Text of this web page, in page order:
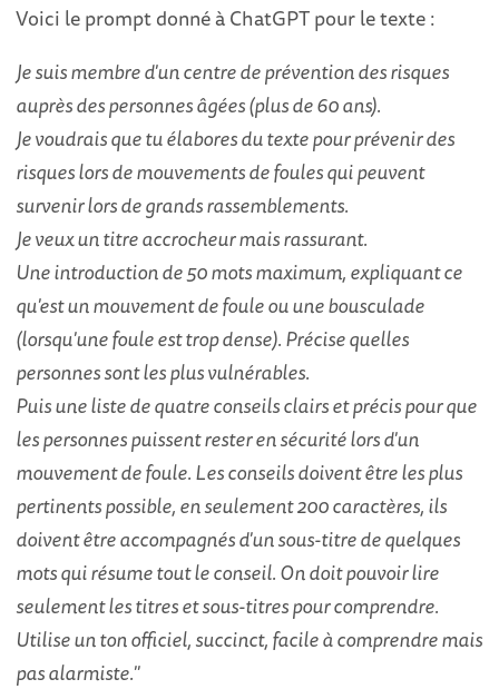
Voici le prompt donné à ChatGPT pour le texte :
Je suis membre d'un centre de prévention des risques
auprès des personnes âgées (plus de 60 ans).
Je voudrais que tu élabores du texte pour prévenir des
risques lors de mouvements de foules qui peuvent
survenir lors de grands rassemblements.
Je veux un titre accrocheur mais rassurant.
Une introduction de 50 mots maximum, expliquant ce
qu'est un mouvement de foule ou une bousculade
(lorsqu'une foule est trop dense). Précise quelles
personnes sont les plus vulnérables.
Puis une liste de quatre conseils clairs et précis pour que
les personnes puissent rester en sécurité lors d'un
mouvement de foule. Les conseils doivent être les plus
pertinents possible, en seulement 200 caractères, ils
doivent être accompagnés d'un sous-titre de quelques
mots qui résume tout le conseil. On doit pouvoir lire
seulement les titres et sous-titres pour comprendre.
Utilise un ton officiel, succinct, facile à comprendre mais
pas alarmiste."